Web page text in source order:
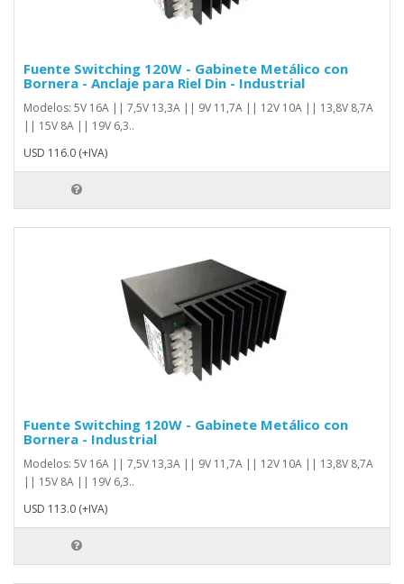
Fuente Switching 120W - Gabinete Metálico con
Bornera - Anclaje para Riel Din - Industrial
Modelos: 5V 16A || 7,5V 13,3A || 9V 11,7A || 12V 10A || 13,8V 8,7A
|| 15V 8A || 19V 6,3..
USD 116.0 (+IVA)
Fuente Switching 120W - Gabinete Metálico con
Bornera - Industrial
Modelos: 5V 16A || 7,5V 13,3A || 9V 11,7A || 12V 10A || 13,8V 8,7A
|| 15V 8A || 19V 6,3..
USD 113.0 (+IVA)